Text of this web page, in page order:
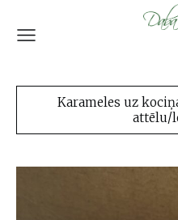
Karameles uz
attēlu/